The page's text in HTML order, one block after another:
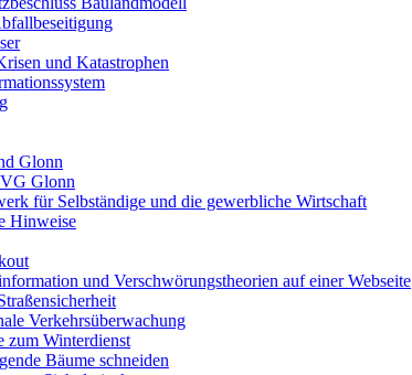
und Katastrophen
Glonn
Glonn
für Selbständige und die gewerbliche Wirtschaft
Hinweise
und Verschwörungstheorien auf einer Webseite
Verkehrsüberwachung
zum Winterdienst
Bäume schneiden